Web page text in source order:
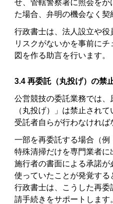
せ、管轄警察署に照会を
た場合、弁明の機会なく契
行政書士は、法人設立や
リスクがないかを事前に
図を作る助言を行います。
3.4 再委託（丸投げ）の禁
公営競技の委託業務では
（丸投げ）」は禁止され
受託者自らが行わなければ
一部を再委託する場合（
特殊清掃だけを専門業者
施行者の書面による承諾
使っていたことが発覚する
行政書士は、こうした再
請手続きをサポートします